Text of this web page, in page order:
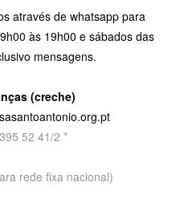
através de whatsapp para
às 19h00 e sábados das
mensagens.
(creche)
52 41/2 *
rede fixa nacional)